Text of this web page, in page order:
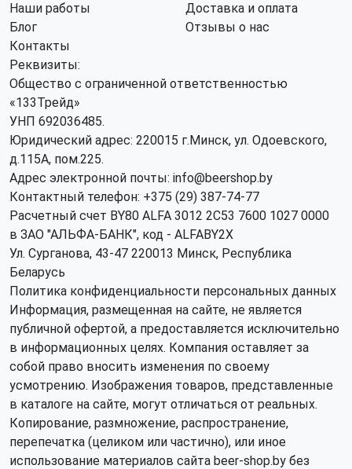
Наши работы
Доставка и оплата
Блог
Отзывы о нас
Контакты
Реквизиты:
Общество с ограниченной ответственностью
«133Трейд»
УНП 692036485​.
Юридический адрес: 220015 г.Минск, ул. Одоевского,
д.115А, пом.225.
Адрес электронной почты: info@beershop.by
Контактный телефон: +375 (29) 387-74-77
Расчетный счет BY80 ALFA 3012 2C53 7600 1027 0000
в ЗАО "АЛЬФА-БАНК", код - ALFABY2X
Ул. Сурганова, 43-47 220013 Минск, Республика
Беларусь
Политика конфиденциальности персональных данных
Информация, размещенная на сайте, не является
публичной офертой, а предоставляется исключительно
в информационных целях. Компания оставляет за
собой право вносить изменения по своему
усмотрению. Изображения товаров, представленные
в каталоге на сайте, могут отличаться от реальных.
Копирование, размножение, распространение,
перепечатка (целиком или частично), или иное
использование материалов сайта beer-shop.by без